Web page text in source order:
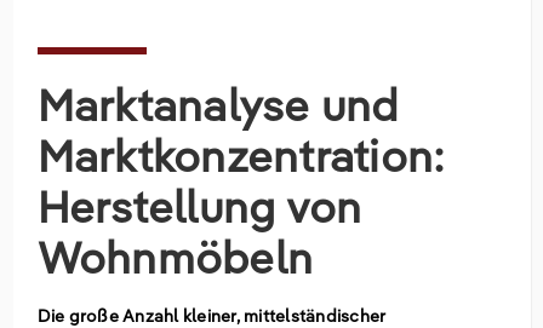
Marktanalyse und
Marktkonzentration:
Herstellung von
Wohnmöbeln
Die große Anzahl kleiner, mittelständischer